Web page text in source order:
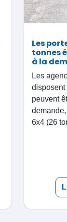
Les
tonnes
à la
Les
disposent
peuvent
6x4 (26